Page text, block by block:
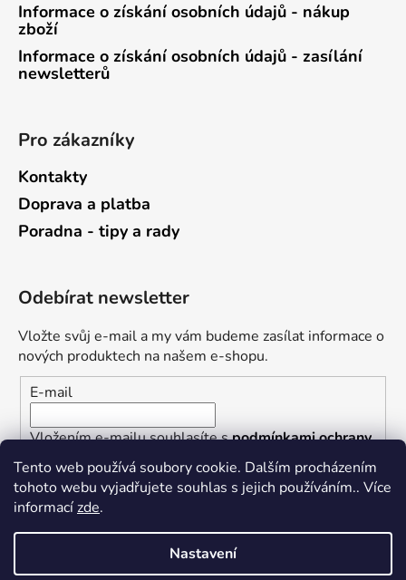
Tento web používá soubory cookie. Dalším procházením
tohoto webu vyjadřujete souhlas s jejich používáním.. Více
informacízde.
Nastavení
Informace o získání osobních údajů - nákup
zboží
Informace o získání osobních údajů - zasílání
newsletterů
Pro zákazníky
Kontakty
Doprava a platba
Poradna - tipy a rady
Odebírat newsletter
Vložte svůj e-mail a my vám budeme zasílat informace o
nových produktech na našem e-shopu.
E-mail
Vložením e-mailu souhlasíte spodmínkami ochrany
osobních údajů
PŘIHLÁSIT SE